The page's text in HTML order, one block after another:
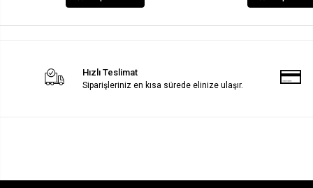
Hızlı Teslimat
Siparişleriniz en kısa sürede elinize ulaşır.